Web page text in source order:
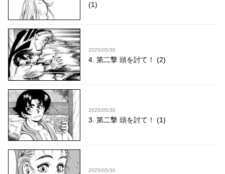
(1)
2025/05/30
4. 第二撃 頭を討て！ (2)
2025/05/30
3. 第二撃 頭を討て！ (1)
2025/05/30